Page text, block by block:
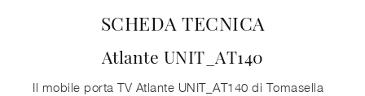
SCHEDA TECNICA
Atlante UNIT_AT140
Il mobile porta TV Atlante UNIT_AT140 di Tomasella